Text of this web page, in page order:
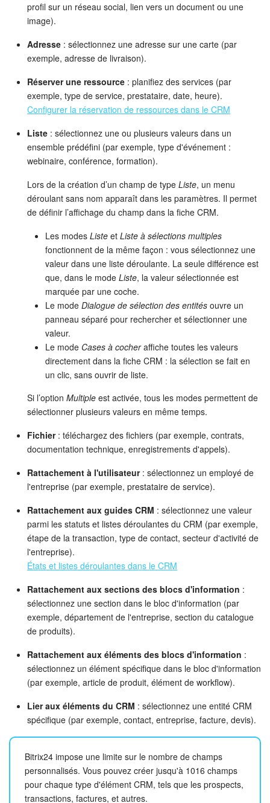
Entreprise
Market (Applications)
Paramètres
Widget de l'employé
Téléphonie
Réseau de succursales
Bitrix24 Messenger
Questions générales
On-Premise de Bitrix24
COMPTE GRATUIT
CONNEXION
profil sur un réseau social, lien vers un document ou une
image).
Adresse : sélectionnez une adresse sur une carte (par
exemple, adresse de livraison).
Réserver une ressource : planifiez des services (par
exemple, type de service, prestataire, date, heure).
Configurer la réservation de ressources dans le CRM
Liste : sélectionnez une ou plusieurs valeurs dans un
ensemble prédéfini (par exemple, type d'événement :
webinaire, conférence, formation).
Lors de la création d’un champ de type Liste, un menu
déroulant sans nom apparaît dans les paramètres. Il permet
de définir l’affichage du champ dans la fiche CRM.
Les modes Liste et Liste à sélections multiples
fonctionnent de la même façon : vous sélectionnez une
valeur dans une liste déroulante. La seule différence est
que, dans le mode Liste, la valeur sélectionnée est
marquée par une coche.
Le mode Dialogue de sélection des entités ouvre un
panneau séparé pour rechercher et sélectionner une
valeur.
Le mode Cases à cocheraffiche toutes les valeurs
directement dans la fiche CRM : la sélection se fait en
un clic, sans ouvrir de liste.
Si l’option Multiple est activée, tous les modes permettent de
sélectionner plusieurs valeurs en même temps.
Fichier: téléchargez des fichiers (par exemple, contrats,
documentation technique, enregistrements d'appels).
Rattachement à l'utilisateur: sélectionnez un employé de
l'entreprise (par exemple, prestataire de service).
Rattachement aux guides CRM : sélectionnez une valeur
parmi les statuts et listes déroulantes du CRM (par exemple,
étape de la transaction, type de contact, secteur d'activité de
l'entreprise).
États et listes déroulantes dans le CRM
Rattachement aux sections des blocs d'information :
sélectionnez une section dans le bloc d'information (par
exemple, département de l'entreprise, section du catalogue
de produits).
Rattachement aux éléments des blocs d'information :
sélectionnez un élément spécifique dans le bloc d'information
(par exemple, article de produit, élément de workflow).
Lier aux éléments du CRM : sélectionnez une entité CRM
spécifique (par exemple, contact, entreprise, facture, devis).
Bitrix24 impose une limite sur le nombre de champs
personnalisés. Vous pouvez créer jusqu'à 1016 champs
pour chaque type d'élément CRM, tels que les prospects,
transactions, factures, et autres.